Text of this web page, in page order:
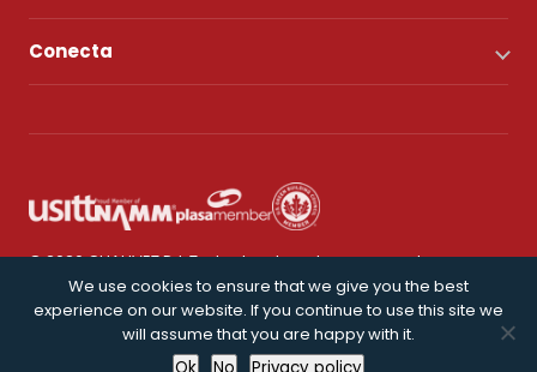
Conecta
© 2026 CHAUVET DJ. Todos los derechos reservados.
Política de privacidad
We use cookies to ensure that we give you the best
experience on our website. If you continue to use this site we
will assume that you are happy with it.